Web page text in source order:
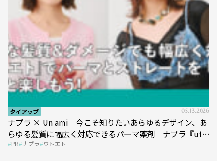
タイアップ 05.13.2026
ナプラ × Un ami 今こそ知りたいあらゆるデザイン、あ
らゆる髪質に幅広く対応できるパーマ薬剤 ナプラ『ut-
et』
PR ナプラ ウトエト